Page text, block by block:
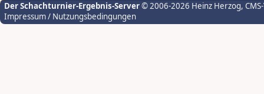
Der Schachturnier-Ergebnis-Server© 2006-2026 Heinz Herzog,
Impressum / Nutzungsbedingungen